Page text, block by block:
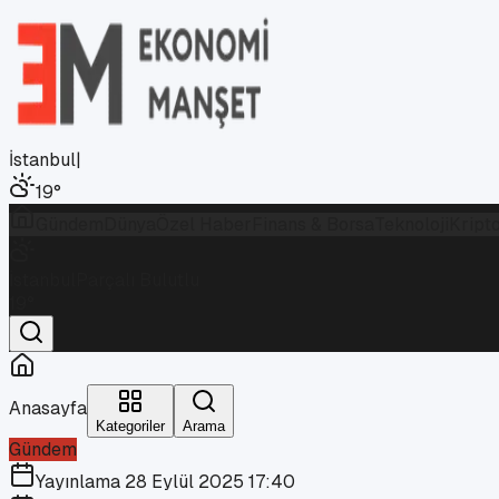
İstanbul|
19°
Anasayfa
Kategoriler Arama
Gündem
Yayınlama 28 Eylül 2025 17:40